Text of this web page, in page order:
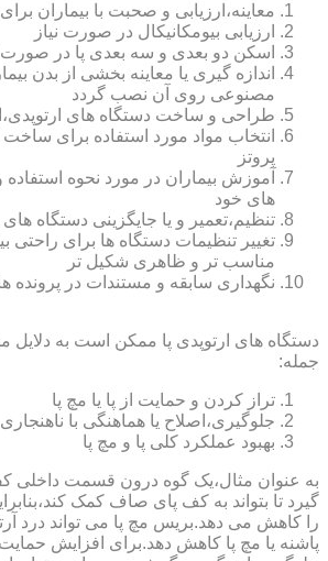
معاینه،ارزیابی و صحبت با بیماران برای
ارزیابی بیومکانیکال در صورت نیاز
اسکن دو بعدی و سه بعدی پا در صورت
اندازه گیری یا معاینه بخشی از بدن
مصنوعی روی آن نصب گردد
طراحی و ساخت دستگاه های
انتخاب مواد مورد استفاده برای ساخت
پروتز
آموزش بیماران در مورد نحوه
های خود
تنظیم،تعمیر و یا جایگزینی دستگاه های
تغییر تنظیمات دستگاه ها برای راحتی
مناسب تر و ظاهری شکیل تر
نگهداری سابقه و مستندات در پرونده
دستگاه های ارتوپدی پا ممکن است به دلایل
جمله:
تراز کردن و حمایت از پا یا مچ پا
جلوگیری،اصلاح یا هماهنگی با
بهبود عملکرد کلی پا و مچ پا
به عنوان مثال،یک گوه درون قسمت
گیرد تا بتواند به کف پای صاف کمک
را کاهش می دهد.بریس مچ پا می تواند درد
پاشنه یا مچ پا کاهش دهد.برای افزایش